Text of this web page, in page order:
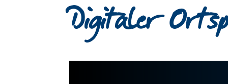
Digitaler